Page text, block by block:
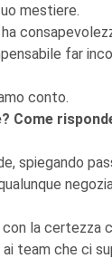
mestiere.
far
conto.
Come
spiegando
la certezza
team che ci